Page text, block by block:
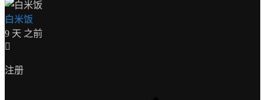
白米饭
9 天 之前
注册